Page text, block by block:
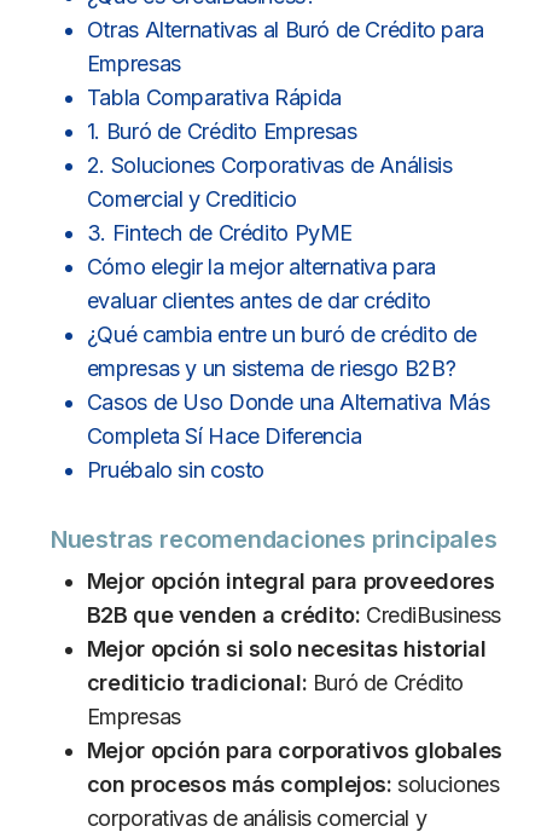
Otras Alternativas al Buró de Crédito para
Empresas
Tabla Comparativa Rápida
1. Buró de Crédito Empresas
2. Soluciones Corporativas de Análisis
Comercial y Crediticio
3. Fintech de Crédito PyME
Cómo elegir la mejor alternativa para
evaluar clientes antes de dar crédito
¿Qué cambia entre un buró de crédito de
empresas y un sistema de riesgo B2B?
Casos de Uso Donde una Alternativa Más
Completa Sí Hace Diferencia
Pruébalo sin costo
Nuestras recomendaciones principales
Mejor opción integral para proveedores
B2B que venden a crédito: CrediBusiness
Mejor opción si solo necesitas historial
crediticio tradicional: Buró de Crédito
Empresas
Mejor opción para corporativos globales
con procesos más complejos: soluciones
corporativas de análisis comercial y